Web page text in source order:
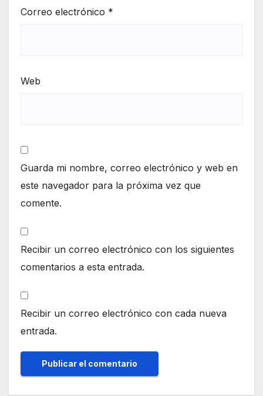
Correo electrónico *
Web
Guarda mi nombre, correo electrónico y web en
este navegador para la próxima vez que
comente.
Recibir un correo electrónico con los siguientes
comentarios a esta entrada.
Recibir un correo electrónico con cada nueva
entrada.